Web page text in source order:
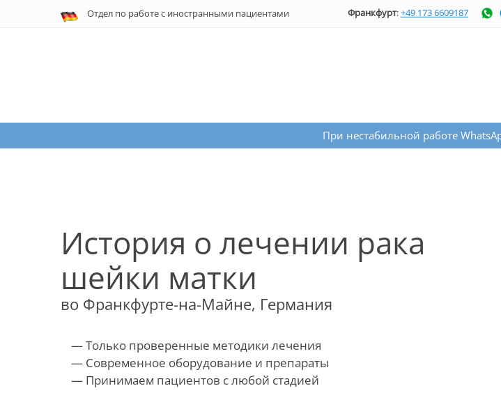
Отдел по работе с иностранными пациентами Франкфурт:+49 173 6609187
При нестабильной работе WhatsApp и
История о лечении рака
шейки матки
во Франкфурте-на-Майне, Германия
— Только проверенные методики лечения
— Современное оборудование и препараты
— Принимаем пациентов с любой стадией